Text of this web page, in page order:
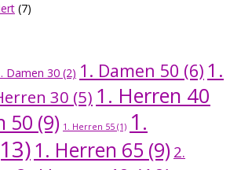
(7)
Damen 30 (2) 1. Damen 50 (6) 1.
30 (5) 1. Herren 40
50 (9) 1. Herren 55 (1) 1.
1. Herren 65 (9) 2.